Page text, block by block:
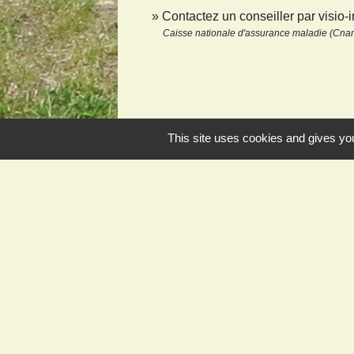
Contactez un conseiller par
Caisse nationale d'assurance maladie
This site uses cookies and gives